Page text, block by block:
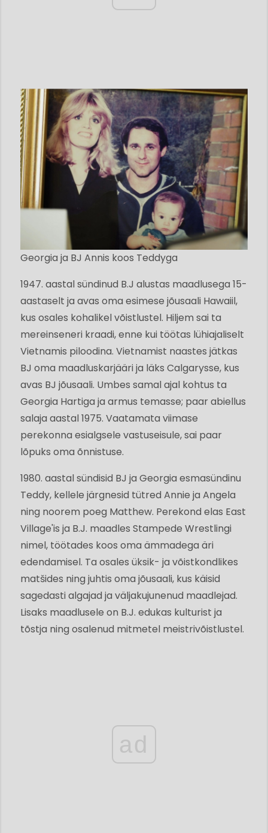
Georgia ja BJ Annis koos Teddyga
1947. aastal sündinud B.J alustas maadlusega 15-
aastaselt ja avas oma esimese jõusaali Hawaiil,
kus osales kohalikel võistlustel. Hiljem sai ta
mereinseneri kraadi, enne kui töötas lühiajaliselt
Vietnamis piloodina. Vietnamist naastes jätkas
BJ oma maadluskarjääri ja läks Calgarysse, kus
avas BJ jõusaali. Umbes samal ajal kohtus ta
Georgia Hartiga ja armus temasse; paar abiellus
salaja aastal 1975. Vaatamata viimase
perekonna esialgsele vastuseisule, sai paar
lõpuks oma õnnistuse.
1980. aastal sündisid BJ ja Georgia esmasündinu
Teddy, kellele järgnesid tütred Annie ja Angela
ning noorem poeg Matthew. Perekond elas East
Village'is ja B.J. maadles Stampede Wrestlingi
nimel, töötades koos oma ämmadega äri
edendamisel. Ta osales üksik- ja võistkondlikes
matšides ning juhtis oma jõusaali, kus käisid
sagedasti algajad ja väljakujunenud maadlejad.
Lisaks maadlusele on B.J. edukas kulturist ja
tõstja ning osalenud mitmetel meistrivõistlustel.
ad